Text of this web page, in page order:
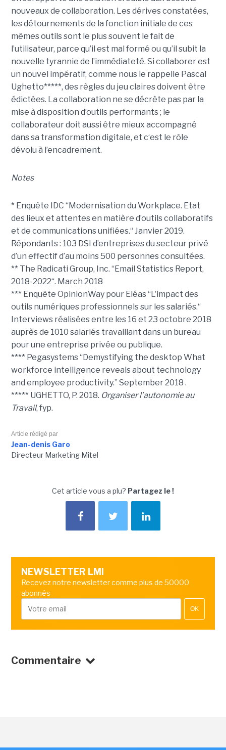
nouveaux de collaboration. Les dérives constatées,
les détournements de la fonction initiale de ces
mêmes outils sont le plus souvent le fait de
l’utilisateur, parce qu’il est mal formé ou qu’il subit la
nouvelle tyrannie de l’immédiateté. Si collaborer est
un nouvel impératif, comme nous le rappelle Pascal
Ughetto*****, des règles du jeu claires doivent être
édictées. La collaboration ne se décrète pas par la
mise à disposition d’outils performants ; le
collaborateur doit aussi être mieux accompagné
dans sa transformation digitale, et c‘est le rôle
dévolu à l’encadrement.
Notes
* Enquête IDC “Modernisation du Workplace. Etat
des lieux et attentes en matière d’outils collaboratifs
et de communications unifiées.“ Janvier 2019.
Répondants : 103 DSI d’entreprises du secteur privé
d’un effectif d’au moins 500 personnes consultées.
** The Radicati Group, Inc. “Email Statistics Report,
2018-2022“. March 2018
*** Enquête OpinionWay pour Eléas “L'impact des
outils numériques professionnels sur les salariés.“
Interviews réalisées entre les 16 et 23 octobre 2018
auprès de 1010 salariés travaillant dans un bureau
pour une entreprise privée ou publique.
**** Pegasystems “Demystifying the desktop What
workforce intelligence reveals about technology
and employee productivity.” September 2018 .
***** UGHETTO, P. 2018. Organiser l’autonomie au
Travail, fyp.
Article rédigé par
Jean-denis Garo
Directeur Marketing Mitel
Cet article vous a plu? Partagez le !
NEWSLETTER LMI
Recevez notre newsletter comme plus de 50000
abonnés
OK
Commentaire